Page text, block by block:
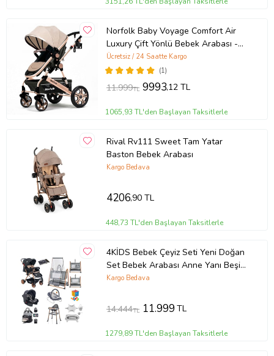
Norfolk Baby Voyage Comfort Air
Luxury Çift Yönlü Bebek Arabası -
Ayak Örtüsü Hediye (Kahverengi)
(1)
Ücretsiz / 24 Saatte Kargo
11.999TL 9993,12 TL
1065,93 TL'den Başlayan Taksitlerle
Rival Rv111 Sweet Tam Yatar
Baston Bebek Arabası
Kargo Bedava
4206,90 TL
448,73 TL'den Başlayan Taksitlerle
4KİDS Bebek Çeyiz Seti Yeni Doğan
Set Bebek Arabası Anne Yanı Beşik
Anakucağı Mama Sandalyesi Puset
Kargo Bedava
14.444TL 11.999TL
1279,89 TL'den Başlayan Taksitlerle